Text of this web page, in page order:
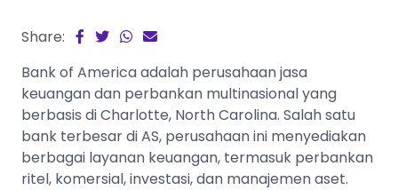
Share:
Bank of America adalah perusahaan jasa
keuangan dan perbankan multinasional yang
berbasis di Charlotte, North Carolina. Salah satu
bank terbesar di AS, perusahaan ini menyediakan
berbagai layanan keuangan, termasuk perbankan
ritel, komersial, investasi, dan manajemen aset.